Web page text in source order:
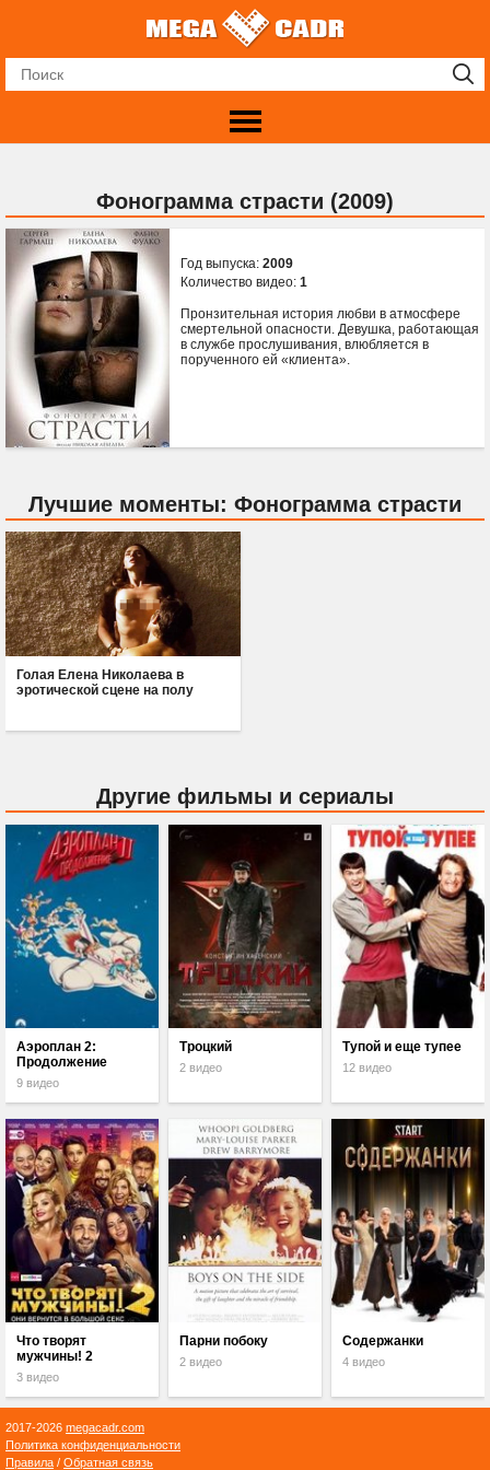
Фонограмма страсти (2009)
Год выпуска: 2009
Количество видео: 1
Пронзительная история любви в атмосфере
смертельной опасности. Девушка, работающая
в службе прослушивания, влюбляется в
порученного ей «клиента».
Лучшие моменты: Фонограмма страсти
Голая Елена Николаева в
эротической сцене на полу
Другие фильмы и сериалы
Аэроплан 2:
Продолжение
9 видео
Троцкий
2 видео
Тупой и еще тупее
12 видео
Что творят
мужчины! 2
3 видео
Парни побоку
2 видео
Содержанки
4 видео
2017-2026 megacadr.com
Политика конфиденциальности
Правила / Обратная связь